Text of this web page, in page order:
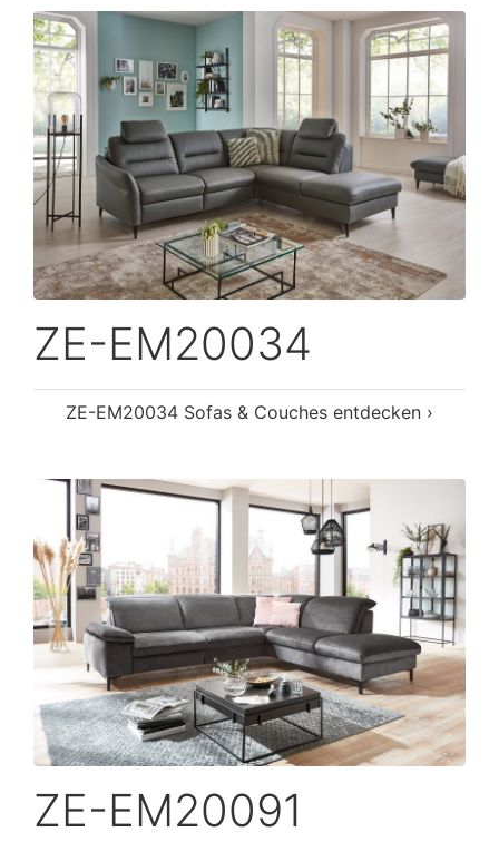
ZE-EM20034
ZE-EM20034 Sofas & Couches entdecken ›
ZE-EM20091